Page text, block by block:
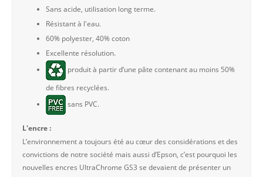
Sans acide, utilisation long terme.
Résistant à l'eau.
60% polyester, 40% coton
Excellente résolution.
produit à partir d’une pâte contenant au moins 50%
de fibres recyclées.
sans PVC.
L'encre :
L’environnement a toujours été au cœur des considérations et des
convictions de notre société mais aussi d’Epson, c’est pourquoi les
nouvelles encres UltraChrome GS3 se devaient de présenter un